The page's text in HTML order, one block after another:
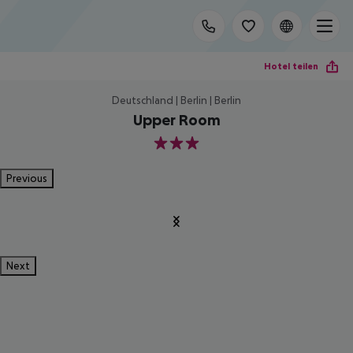
Hotel teilen
Deutschland | Berlin | Berlin
Upper Room
3
Previous
Next